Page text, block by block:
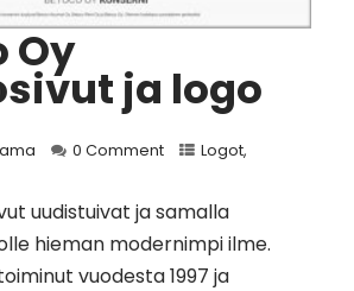
Oy
ja logo
0 Comment Logot,
uudistuivat ja samalla
hieman modernimpi ilme.
vuodesta 1997 ja